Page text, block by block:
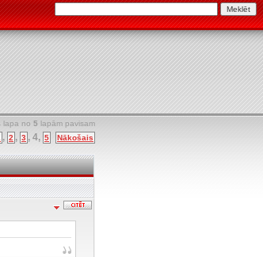
lapa no 5 lapām pavisam
, 2 , 3 , 4, 5 Nākošais